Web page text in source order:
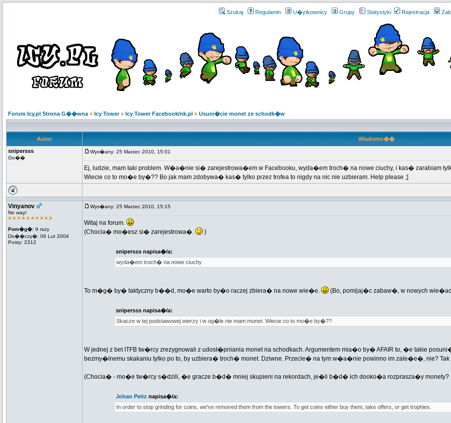
Szukaj Regulamin U�ytkownicy Grupy Statystyki Rejestracja
Forum Icy.pl Strona G��wna » Icy Tower» Icy Tower Facebook/nk.pl » Usuni�cie monet ze schodk�w
Autor
Wiadomo��
snipersss
Go��
Wys�any: 25 Marzec 2010, 15:01
Ej, ludzie, mam taki problem. W�a�nie si� zarejestrowa�em w Facebooku, wyda�em troch� na nowe ciuchy, i kas� zarabiam
Wiecie co to mo�e by�?? Bo jak mam zdobywa� kas� tylko przez trofea to nigdy na nic nie uzbieram. Help please ;]
Vinyanov
No way!
Pom�g�: 9 razy
Do��czy�: 06 Lut 2004
Posty: 2312
Wys�any: 25 Marzec 2010, 15:15
Witaj na forum.
(Chocia� mo�esz si� zarejestrowa�.
)
snipersss napisa�/a:
wyda�em troch� na nowe ciuchy
To m�g� by� taktyczny b��d, mo�e warto by�o raczej zbiera� na nowe wie�e. (Bo, pomijaj�c zabaw�, w nowych
snipersss napisa�/a:
Skacze w tej podstawowej wierzy i w og�le nie mam monet. Wiecie co to mo�e by�??
W jednej z bet ITFB tw�rcy zrezygnowali z udost�pniania monet na schodkach. Argumentem mia�o by� AFAIR to, �e takie
bezmy�lnemu skakaniu tylko po to, by uzbiera� troch� monet. Dziwne. Przecie� na tym w�a�nie powinno im zale�e�, nie? Tak
(Chocia� - mo�e tw�rcy s�dzili, �e gracze b�d� mniej skupieni na rekordach, je�li b�d� ich dooko�a rozprasza�y monety?
Johan Peitz napisa�/a:
In order to stop grinding for coins, we've removed them from the towers. To get coins either buy them, take offers, or get trophies.